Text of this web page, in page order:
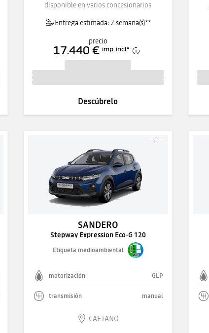
disponible en varios concesionarios
Entrega estimada: 2 semana(s)**
precio
17.440 € imp. incl.*
Descúbrelo
SANDERO
Stepway Expression Eco-G 120
Etiqueta medioambiental
motorización GLP
transmisión manual
CAETANO